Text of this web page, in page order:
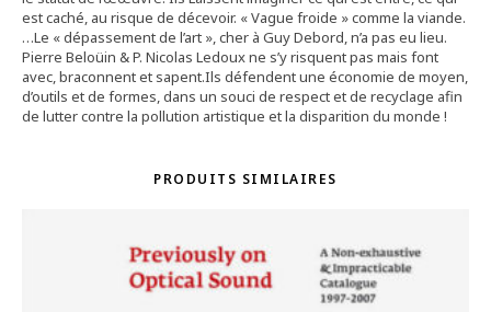
est caché, au risque de décevoir. « Vague froide » comme la viande.
…Le « dépassement de l’art », cher à Guy Debord, n’a pas eu lieu.
Pierre Beloüin & P. Nicolas Ledoux ne s’y risquent pas mais font
avec, braconnent et sapent.Ils défendent une économie de moyen,
d’outils et de formes, dans un souci de respect et de recyclage afin
de lutter contre la pollution artistique et la disparition du monde !
PRODUITS SIMILAIRES